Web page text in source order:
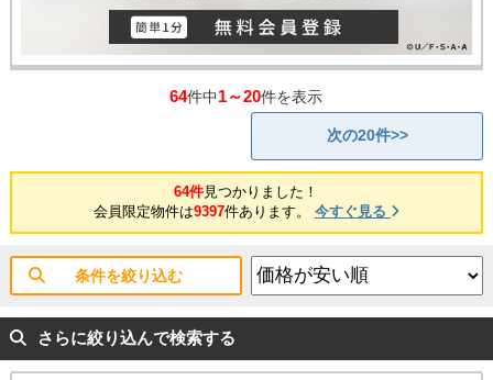
64件中1～20件を表示
次の20件>>
64件見つかりました！
会員限定物件は9397件あります。 今すぐ見る
条件を絞り込む
さらに絞り込んで検索する